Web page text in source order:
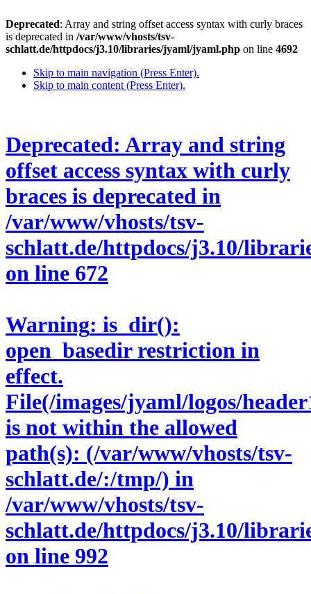
Deprecated: Array and string offset access syntax with curly braces
is deprecated in /var/www/vhosts/tsv-
schlatt.de/httpdocs/j3.10/libraries/jyaml/jyaml.php on line 4692
Skip to main navigation (Press Enter).
Skip to main content (Press Enter).
Deprecated: Array and string
offset access syntax with curly
braces is deprecated in
/var/www/vhosts/tsv-
schlatt.de/httpdocs/j3.10/
on line 672
Warning: is_dir():
open_basedir restriction in
effect.
File(/images/jyaml/logos/
is not within the allowed
path(s): (/var/www/vhosts/tsv-
schlatt.de/:/tmp/) in
/var/www/vhosts/tsv-
schlatt.de/httpdocs/j3.10/
on line 992